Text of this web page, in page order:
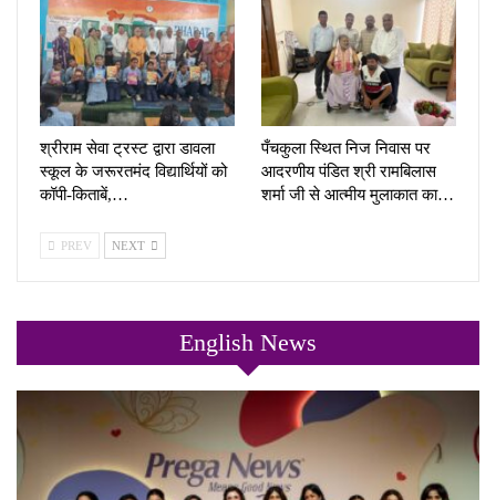
श्रीराम सेवा ट्रस्ट द्वारा डावला
स्कूल के जरूरतमंद विद्यार्थियों को
कॉपी-किताबें,…
पँचकुला स्थित निज निवास पर
आदरणीय पंडित श्री रामबिलास
शर्मा जी से आत्मीय मुलाकात का…
PREV NEXT
English News